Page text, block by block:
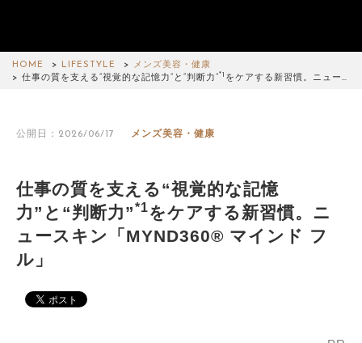
HOME LIFESTYLE
メンズ美容・健康
仕事の質を支える“視覚的な記憶力”と“判断力”*1 をケアする新習慣。ニュー…
公開日：2026/06/17 メンズ美容・健康
仕事の質を支える“視覚的な記憶
力”と“判断力”*1をケアする新習慣。ニ
ュースキン「MYND360® マインド フ
ル」